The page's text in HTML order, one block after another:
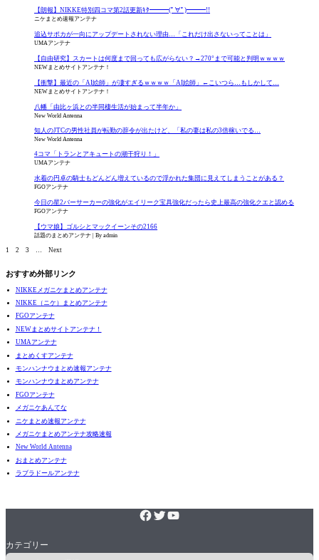
【朗報】NIKKE特別四コマ第2話更新ｷﾀ━━━(ﾟ∀ﾟ)━━━!!
ニケまとめ速報アンテナ
追込サポカが一向にアップデートされない理由…「これだけ出さないってことは」
UMAアンテナ
【自由研究】スカートは何度まで回っても広がらない？→270°まで可能と判明ｗｗｗｗ
NEWまとめサイトアンテナ！
【衝撃】最近の「AI絵師」が凄すぎるｗｗｗｗ「AI絵師」←こいつら…もしかして…
NEWまとめサイトアンテナ！
八幡「由比ヶ浜との半同棲生活が始まって半年か」
New World Antenna
知人のJTCの男性社員が転勤の辞令が出たけど、「私の妻は私の3倍稼いでる…
New World Antenna
4コマ「トランとアキュートの潮干狩り！」
UMAアンテナ
水着の円卓の騎士もどんどん増えているので浮かれた集団に見えてしまうことがある？
FGOアンテナ
今日の星2バーサーカーの強化がエイリーク宝具強化だったら史上最高の強化クエと認める
FGOアンテナ
【ウマ娘】ゴルシとマックイーンその2166
話題のまとめアンテナ By admin
1 2 3 Next
おすすめ外部リンク
NIKKEメガニケまとめアンテナ
NIKKE（ニケ）まとめアンテナ
FGOアンテナ
NEWまとめサイトアンテナ！
UMAアンテナ
まとめくすアンテナ
モンハンナウまとめ速報アンテナ
モンハンナウまとめアンテナ
FGOアンテナ
メガニケあんてな
ニケまとめ速報アンテナ
メガニケまとめアンテナ攻略速報
New World Antenna
おまとめアンテナ
ラブラドールアンテナ
カテゴリー